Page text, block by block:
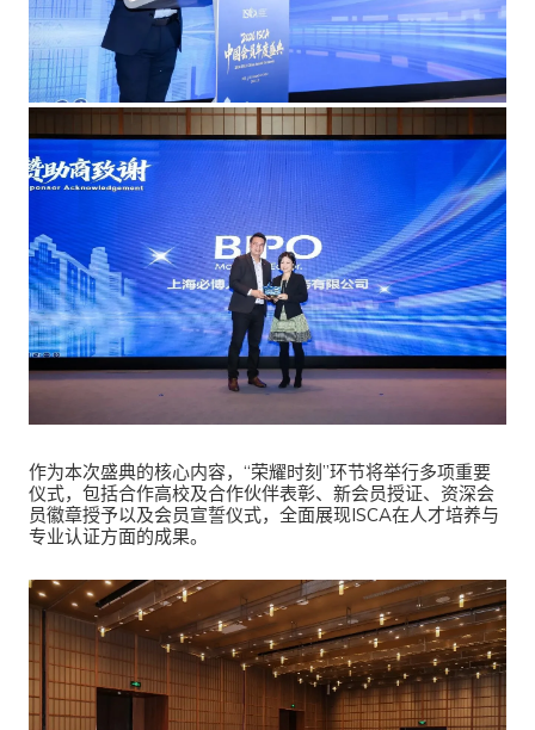
作为本次盛典的核心内容，“荣耀时刻”环节将举行多项重要
仪式，包括合作高校及合作伙伴表彰、新会员授证、资深会
员徽章授予以及会员宣誓仪式，全面展现ISCA在人才培养与
专业认证方面的成果。